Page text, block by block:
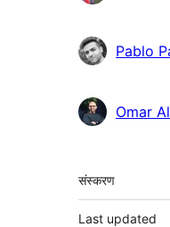
Pablo
Omar
मेटा
संस्करण
Last updated